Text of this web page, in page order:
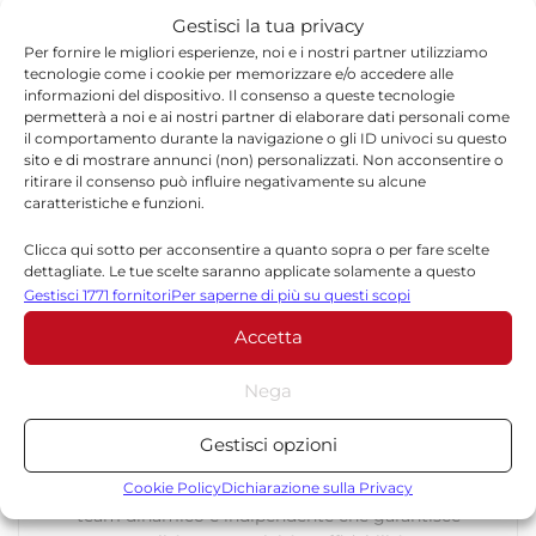
Gestisci la tua privacy
Per fornire le migliori esperienze, noi e i nostri partner utilizziamo
tecnologie come i cookie per memorizzare e/o accedere alle
informazioni del dispositivo. Il consenso a queste tecnologie
permetterà a noi e ai nostri partner di elaborare dati personali come
il comportamento durante la navigazione o gli ID univoci su questo
sito e di mostrare annunci (non) personalizzati. Non acconsentire o
ritirare il consenso può influire negativamente su alcune
caratteristiche e funzioni.
Clicca qui sotto per acconsentire a quanto sopra o per fare scelte
dettagliate. Le tue scelte saranno applicate solamente a questo
sito. È possibile modificare le impostazioni in qualsiasi momento,
compreso il ritiro del consenso, utilizzando i pulsanti della Cookie
Policy o cliccando sul pulsante di gestione del consenso nella parte
inferiore dello schermo.
Statistiche
Archiviare informazioni su dispositivo e/o accedervi, Misurare le
prestazioni degli annunci, Misurare le prestazioni dei contenuti,
Gestisci 1771 fornitoriPer saperne di più su questi scopi
Accetta
Nega
Gestisci opzioni
Cookie PolicyDichiarazione sulla Privacy
TORNA IN ATTUALITÀ
Redazione
da giornalisti, collaboratori e professionisti
offrire notizie, approfondimenti e contenuti
politica, alla cronaca, alla cultura e allo sport. Un
team dinamico e indipendente che garantisce